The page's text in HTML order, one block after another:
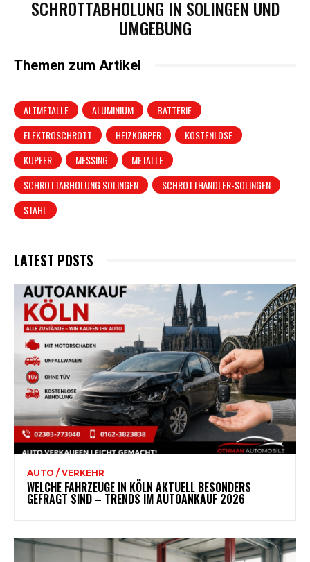
SCHROTTABHOLUNG IN SOLINGEN UND
UMGEBUNG
Themen zum Artikel
ALTMETALLE ALUMINIUM
BATTERIE
ELEKTROSCHROTT
HEIZKÖRPER
KOSTENLOSE
KUPFER
MESSING
METALLE
SCHROTTABHOLUNG SOLINGEN
SCHROTTHÄNDLER-SOLINGEN
STAHL
LATEST POSTS
AUTO / VERKEHR
WELCHE FAHRZEUGE IN KÖLN AKTUELL BESONDERS
GEFRAGT SIND – TRENDS IM AUTOANKAUF 2026